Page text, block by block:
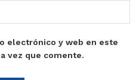
electrónico y web en este
vez que comente.